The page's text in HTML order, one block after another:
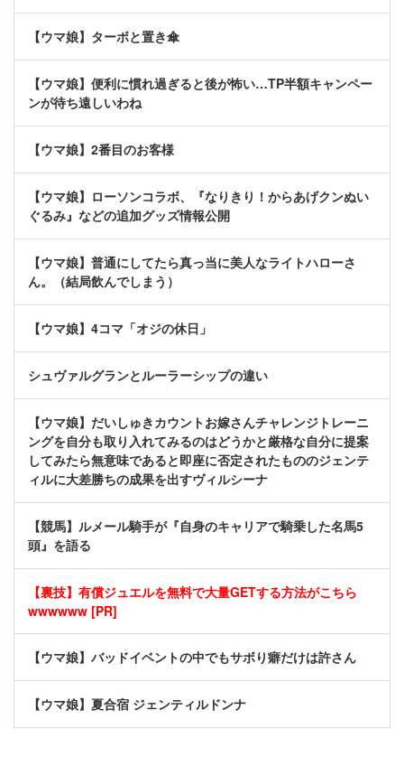
【ウマ娘】ターボと置き傘
【ウマ娘】便利に慣れ過ぎると後が怖い…TP半額キャンペー
ンが待ち遠しいわね
【ウマ娘】2番目のお客様
【ウマ娘】ローソンコラボ、『なりきり！からあげクンぬい
ぐるみ』などの追加グッズ情報公開
【ウマ娘】普通にしてたら真っ当に美人なライトハローさ
ん。（結局飲んでしまう）
【ウマ娘】4コマ「オジの休日」
シュヴァルグランとルーラーシップの違い
【ウマ娘】だいしゅきカウントお嫁さんチャレンジトレーニ
ングを自分も取り入れてみるのはどうかと厳格な自分に提案
してみたら無意味であると即座に否定されたもののジェンテ
ィルに大差勝ちの成果を出すヴィルシーナ
【競馬】ルメール騎手が『自身のキャリアで騎乗した名馬5
頭』を語る
【裏技】有償ジュエルを無料で大量GETする方法がこちら
wwwwww [PR]
【ウマ娘】バッドイベントの中でもサボり癖だけは許さん
【ウマ娘】夏合宿 ジェンティルドンナ